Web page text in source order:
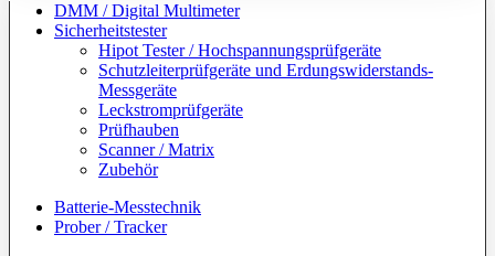
DMM / Digital Multimeter
Sicherheitstester
Hipot Tester / Hochspannungsprüfgeräte
Schutzleiterprüfgeräte und Erdungswiderstands-
Messgeräte
Leckstromprüfgeräte
Prüfhauben
Scanner / Matrix
Zubehör
Batterie-Messtechnik
Prober / Tracker